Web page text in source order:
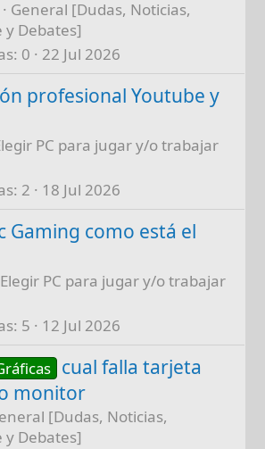
General [Dudas, Noticias,
Debates]
0 22 Jul 2026
profesional Youtube y
PC para jugar y/o trabajar
2 18 Jul 2026
Gaming como está el
Elegir PC para jugar y/o trabajar
5 12 Jul 2026
cual falla tarjeta
monitor
[Dudas, Noticias,
Debates]